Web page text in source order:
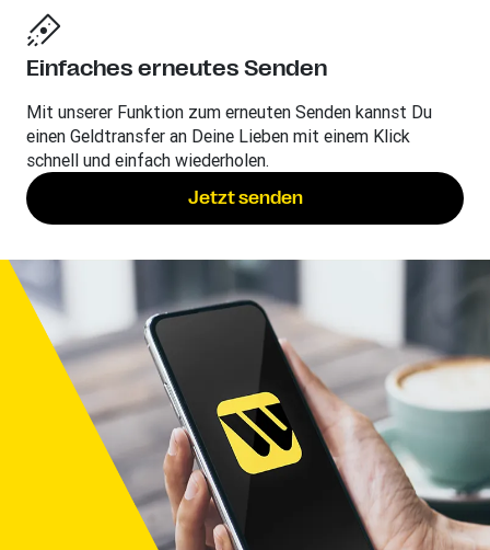
Einfaches erneutes Senden
Mit unserer Funktion zum erneuten Senden kannst Du
einen Geldtransfer an Deine Lieben mit einem Klick
schnell und einfach wiederholen.
Jetzt senden